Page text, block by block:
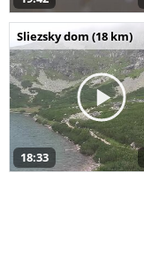
Sliezsky dom (18 km)
18:33